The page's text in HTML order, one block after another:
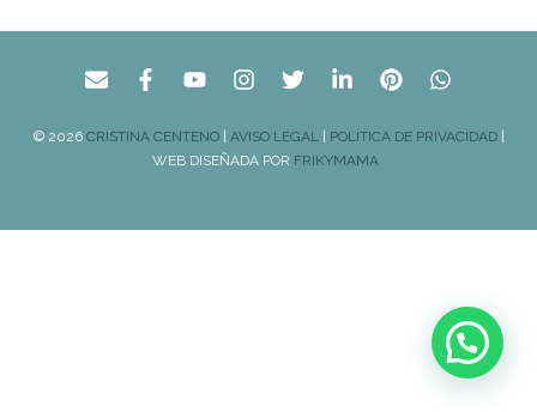
© 2026 CRISTINA CENTENO| AVISO LEGAL| POLÍTICA DE PRIVACIDAD|
WEB DISEÑADA POR FRIKYMAMA